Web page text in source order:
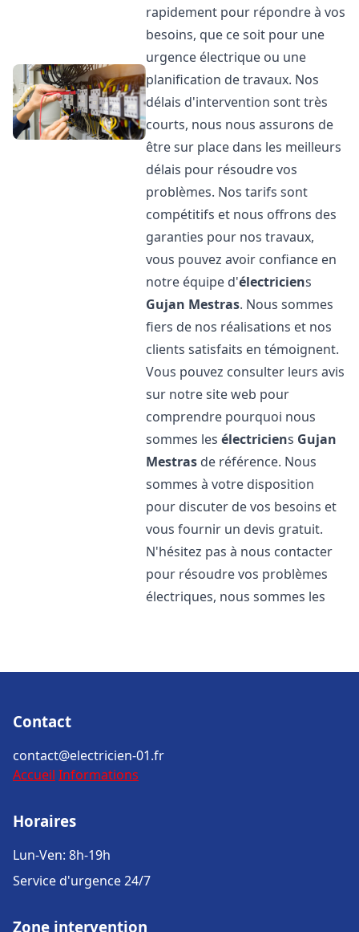
rapidement pour répondre à vos
besoins, que ce soit pour une
urgence électrique ou une
planification de travaux. Nos
délais d'intervention sont très
courts, nous nous assurons de
être sur place dans les meilleurs
délais pour résoudre vos
problèmes. Nos tarifs sont
compétitifs et nous offrons des
garanties pour nos travaux,
vous pouvez avoir confiance en
notre équipe d'électriciens
Gujan Mestras. Nous sommes
fiers de nos réalisations et nos
clients satisfaits en témoignent.
Vous pouvez consulter leurs avis
sur notre site web pour
comprendre pourquoi nous
sommes lesélectriciens Gujan
Mestras de référence. Nous
sommes à votre disposition
pour discuter de vos besoins et
vous fournir un devis gratuit.
N'hésitez pas à nous contacter
pour résoudre vos problèmes
électriques, nous sommes les
Contact
contact@electricien-01.fr
Accueil Informations
Horaires
Lun-Ven: 8h-19h
Service d'urgence 24/7
Zone intervention